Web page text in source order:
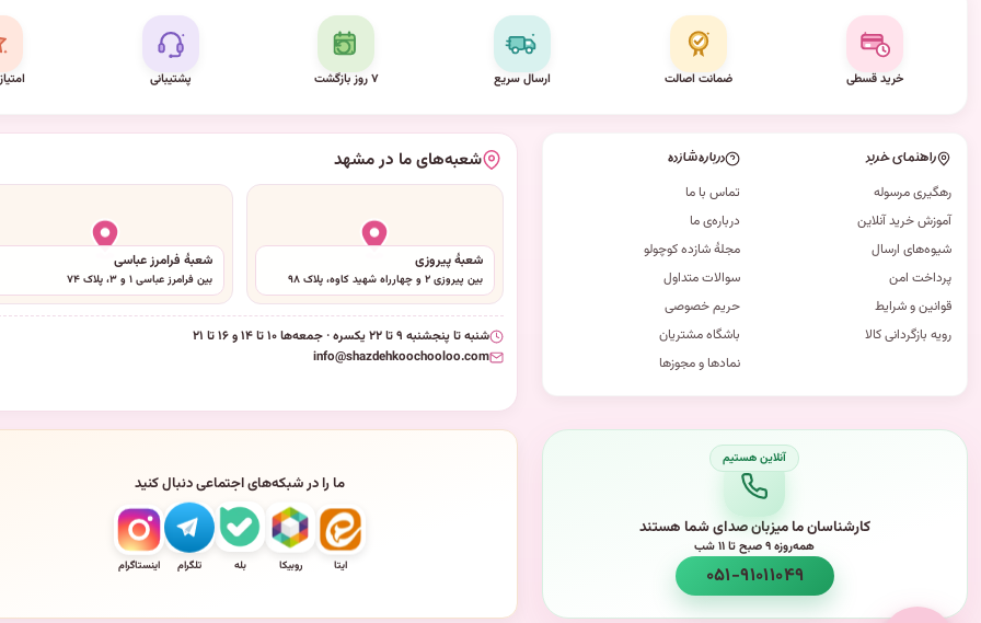
خرید قسطی ضمانت اصالت ارسال سریع ۷ روز بازگشت پشتیبانی
کارشناسان ما میزبان صدای شما هستند
همه‌روزه ۹ صبح تا ۱۱ شب
۰۵۱-۹۱۰۱۱۰۴۹
راهنمای خرید
رهگیری مرسوله
آموزش خرید آنلاین
شیوه‌های ارسال
پرداخت امن
قوانین و شرایط
رویه بازگردانی کالا
درباره شازده
تماس با ما
درباره‌ی ما
مجلهٔ شازده کوچولو
سوالات متداول
حریم خصوصی
باشگاه مشتریان
نمادها و مجوزها
شعبه‌های ما در مشهد
شعبهٔ پیروزی
بین پیروزی ۲ و چهارراه شهید کاوه، پلاک ۹۸
شعبهٔ فرامرز عباسی
بین فرامرز عباسی ۱ و ۳، پلاک ۷۴
شنبه تا پنجشنبه ۹ تا ۲۲ یکسره · جمعه‌ها ۱۰ تا ۱۴ و ۱۶ تا ۲۱
info@shazdehkoochooloo.com
ما را در شبکه‌های اجتماعی دنبال کنید
ایتا روبیکا بله تلگرام اینستاگرام